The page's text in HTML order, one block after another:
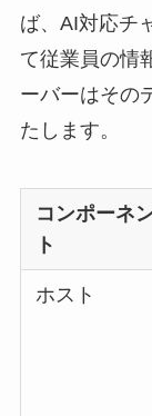
ば、AI対応チ
て従業員の情
ーバーはその
たします。
コンポーネ
ト
ホスト